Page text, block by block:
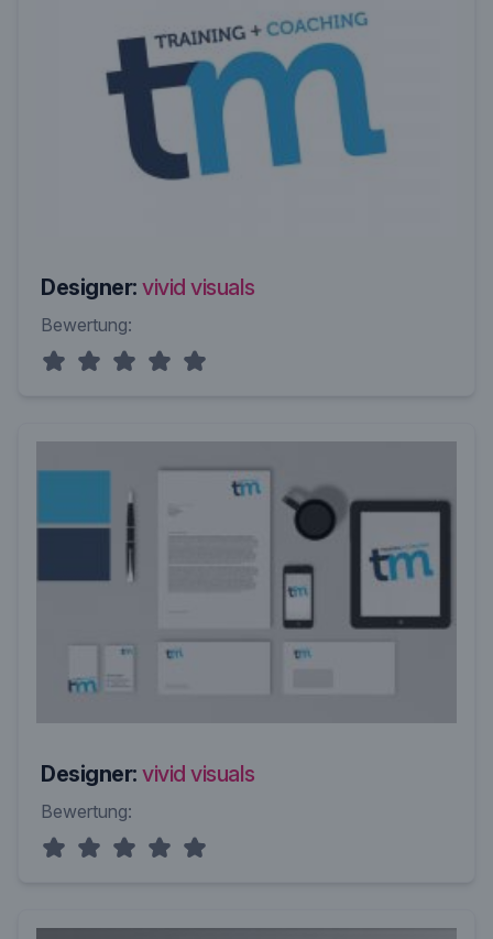
Designer: vivid visuals
Bewertung:
Designer: vivid visuals
Bewertung: